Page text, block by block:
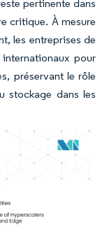
pertinente dans
critique. À mesure
les entreprises de
pour
préservant le rôle
stockage dans les